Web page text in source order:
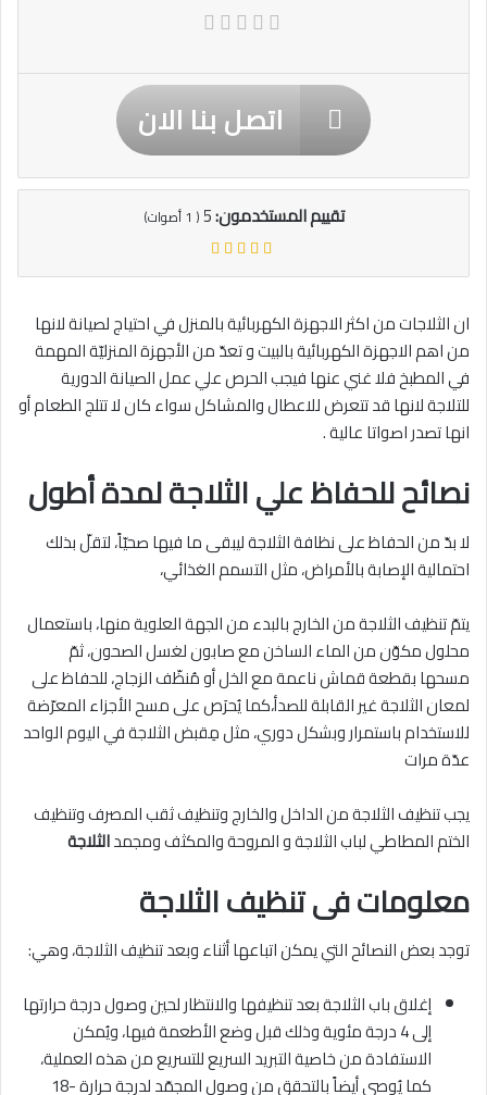
اتصل بنا الان
تقييم المستخدمون:5
(
1أصوات)
ان الثلاجات من اكثر الاجهزة الكهربائية بالمنزل في احتياج لصيانة لانها
من اهم الاجهزة الكهربائية بالبيت و تعدّ من الأجهزة المنزليّة المهمة
في المطبخ فلا غني عنها فيجب الحرص علي عمل الصيانة الدورية
للتلاجة لانها قد تتعرض للاعطال والمشاكل سواء كان لا تتلج الطعام أو
انها تصدر اصواتا عالية .
نصائح للحفاظ علي الثلاجة لمدة أطول
لا بدّ من الحفاظ على نظافة الثلاجة ليبقى ما فيها صحيّاً، لتقلّ بذلك
احتمالية الإصابة بالأمراض، مثل التسمم الغذائي،
يتمّ تنظيف الثلاجة من الخارج بالبدء من الجهة العلوية منها، باستعمال
محلول مكوّن من الماء الساخن مع صابون لغسل الصحون، ثمّ
مسحها بقطعة قماش ناعمة مع الخل أو مُنظّف الزجاج، للحفاظ على
لمعان الثلاجة غير القابلة للصدأ،كما يُحرَص على مسح الأجزاء المعرّضة
للاستخدام باستمرار وبشكل دوري، مثل مِقبض الثلاجة في اليوم الواحد
عدّة مرات
يجب تنظيف الثلاجة من الداخل والخارج وتنظيف ثقب المصرف وتنظيف
الختم المطاطي لباب الثلاجة و المروحة والمكثف ومجمدالثلاجة
معلومات فى تنظيف الثلاجة
توجد بعض النصائح التي يمكن اتباعها أثناء وبعد تنظيف الثلاجة، وهي:
إغلاق باب الثلاجة بعد تنظيفها والانتظار لحين وصول درجة حرارتها
إلى 4 درجة مئوية وذلك قبل وضع الأطعمة فيها، ويُمكن
الاستفادة من خاصية التبريد السريع للتسريع من هذه العملية،
كما يُوصى أيضاً بالتحقق من وصول المجمّد لدرجة حرارة -18